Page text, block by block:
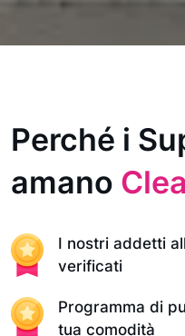
Perché i
amano
I nostri addetti
verificati
Programma di
tua comodità